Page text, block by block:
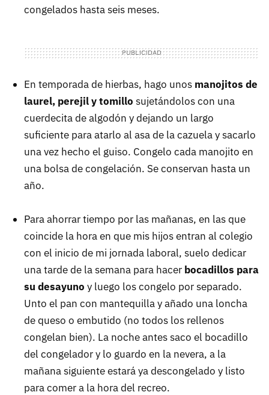
congelados hasta seis meses.
En temporada de hierbas, hago unos manojitos de
laurel, perejil y tomillo sujetándolos con una
cuerdecita de algodón y dejando un largo
suficiente para atarlo al asa de la cazuela y sacarlo
una vez hecho el guiso. Congelo cada manojito en
una bolsa de congelación. Se conservan hasta un
año.
Para ahorrar tiempo por las mañanas, en las que
coincide la hora en que mis hijos entran al colegio
con el inicio de mi jornada laboral, suelo dedicar
una tarde de la semana para hacer bocadillos para
su desayuno y luego los congelo por separado.
Unto el pan con mantequilla y añado una loncha
de queso o embutido (no todos los rellenos
congelan bien). La noche antes saco el bocadillo
del congelador y lo guardo en la nevera, a la
mañana siguiente estará ya descongelado y listo
para comer a la hora del recreo.